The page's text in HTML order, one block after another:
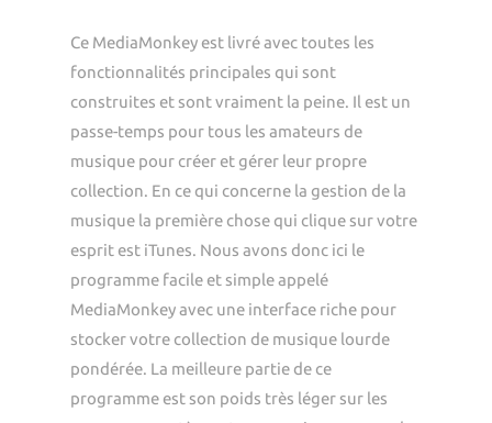
Ce MediaMonkey est livré avec toutes les
fonctionnalités principales qui sont
construites et sont vraiment la peine. Il est un
passe-temps pour tous les amateurs de
musique pour créer et gérer leur propre
collection. En ce qui concerne la gestion de la
musique la première chose qui clique sur votre
esprit est iTunes. Nous avons donc ici le
programme facile et simple appelé
MediaMonkey avec une interface riche pour
stocker votre collection de musique lourde
pondérée. La meilleure partie de ce
programme est son poids très léger sur les